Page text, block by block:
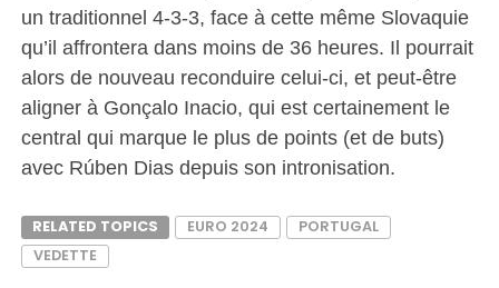
un traditionnel 4-3-3, face à cette même Slovaquie
qu’il affrontera dans moins de 36 heures. Il pourrait
alors de nouveau reconduire celui-ci, et peut-être
aligner à Gonçalo Inacio, qui est certainement le
central qui marque le plus de points (et de buts)
avec Rúben Dias depuis son intronisation.
RELATED TOPICS EURO 2024
PORTUGAL
VEDETTE